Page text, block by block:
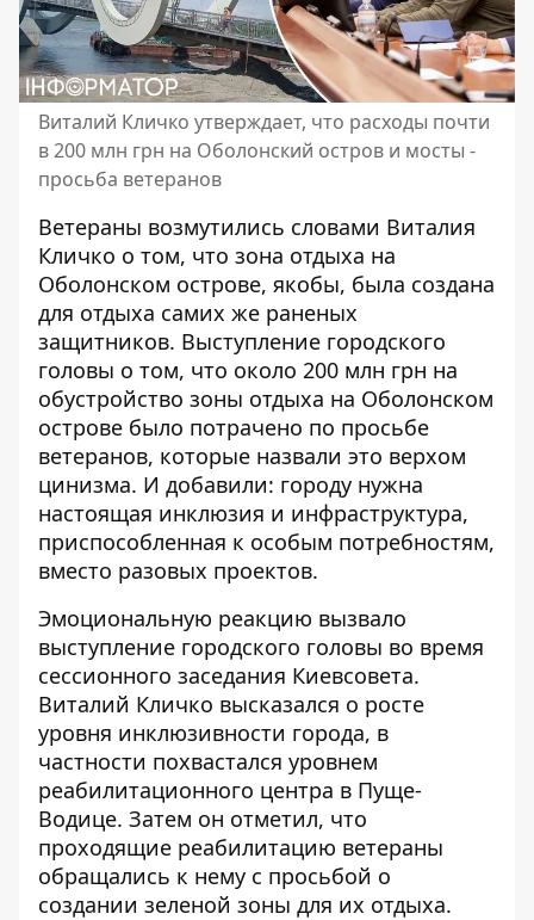
Виталий Кличко утверждает, что расходы почти
в 200 млн грн на Оболонский остров и мосты -
просьба ветеранов
Ветераны возмутились словами Виталия
Кличко о том, что зона отдыха на
Оболонском острове, якобы, была создана
для отдыха самих же раненых
защитников. Выступление городского
головы о том, что около 200 млн грн на
обустройство зоны отдыха на Оболонском
острове было потрачено по просьбе
ветеранов, которые назвали это верхом
цинизма. И добавили: городу нужна
настоящая инклюзия и инфраструктура,
приспособленная к особым потребностям,
вместо разовых проектов.
Эмоциональную реакцию вызвало
выступление городского головы во время
сессионного заседания Киевсовета.
Виталий Кличко высказался о росте
уровня инклюзивности города, в
частности похвастался уровнем
реабилитационного центра в Пуще-
Водице. Затем он отметил, что
проходящие реабилитацию ветераны
обращались к нему с просьбой о
создании зеленой зоны для их отдыха.